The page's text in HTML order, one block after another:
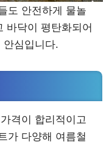
도 안전하게 물놀
바닥이 평탄화되어
안심입니다.
격이 합리적이고
가 다양해 여름철